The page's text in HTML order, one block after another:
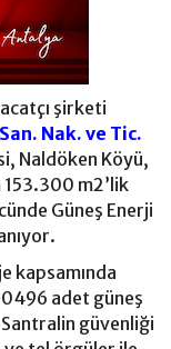
şirketi
Nak. ve Tic.
Naldöken Köyü,
153.300 m2’lik
Güneş Enerji
kapsamında
adet güneş
güvenliği